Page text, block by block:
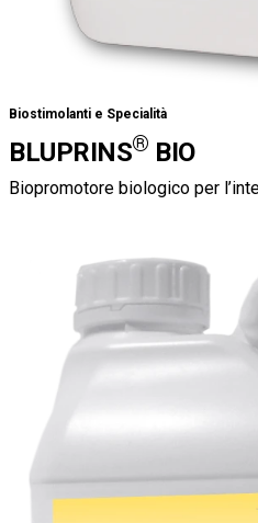
Biostimolanti e Specialità
BLUPRINS® BIO
Biopromotore biologico per